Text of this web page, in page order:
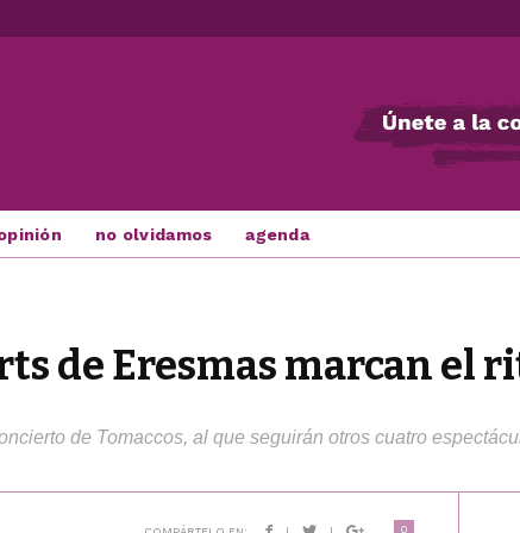
no olvidamos agenda
de Eresmas marcan el
de Tomaccos, al que seguirán otros cuatro
0